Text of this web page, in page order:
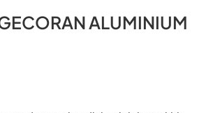
ALUMINIUM